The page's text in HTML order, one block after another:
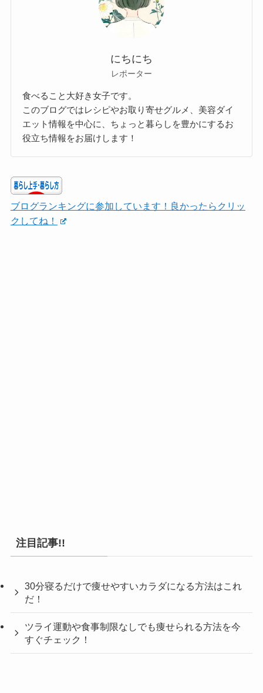
にちにち
レポーター
食べること大好き女子です。
このブログではレシピやお取り寄せグルメ、美容ダイ
エット情報を中心に、ちょっと暮らしを豊かにするお
役立ち情報をお届けします！
ブログランキングに参加しています！良かったらクリッ
クしてね！
注目記事!!
30分寝るだけで痩せやすいカラダになる方法はこれ
だ！
ツライ運動や食事制限なしでも痩せられる方法を今
すぐチェック！